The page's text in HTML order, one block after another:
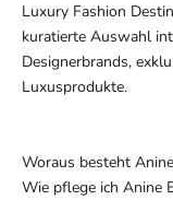
Luxury Fashion
kuratierte Auswahl
Designerbrands,
Luxusprodukte.
Woraus besteht
Wie pflege ich Anine